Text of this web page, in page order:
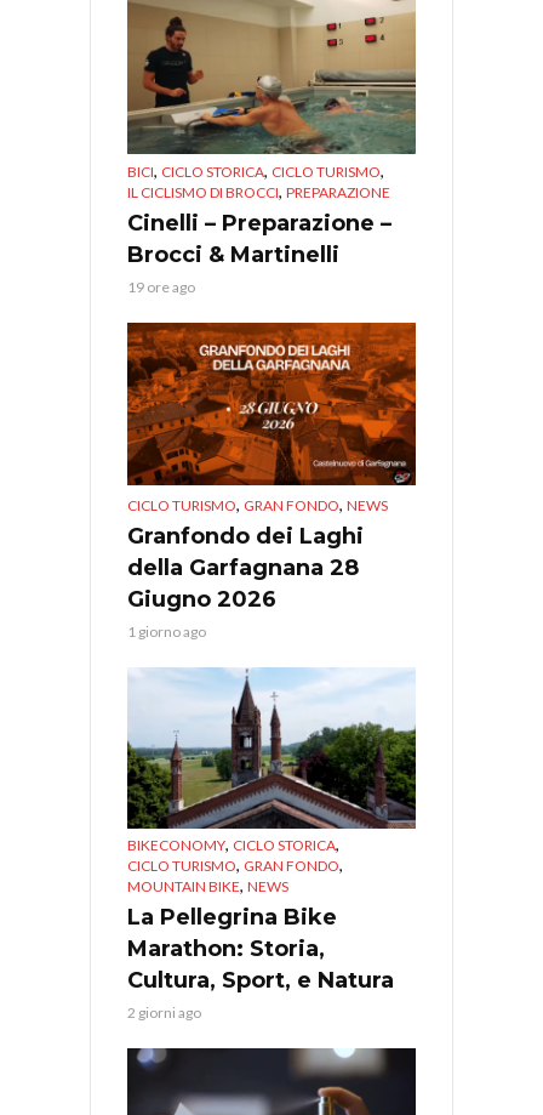
BICI, CICLO STORICA, CICLO TURISMO,
IL CICLISMO DI BROCCI, PREPARAZIONE
Cinelli – Preparazione –
Brocci & Martinelli
19 ore ago
CICLO TURISMO, GRAN FONDO, NEWS
Granfondo dei Laghi
della Garfagnana 28
Giugno 2026
1 giorno ago
BIKECONOMY, CICLO STORICA,
CICLO TURISMO, GRAN FONDO,
MOUNTAIN BIKE, NEWS
La Pellegrina Bike
Marathon: Storia,
Cultura, Sport, e Natura
2 giorni ago